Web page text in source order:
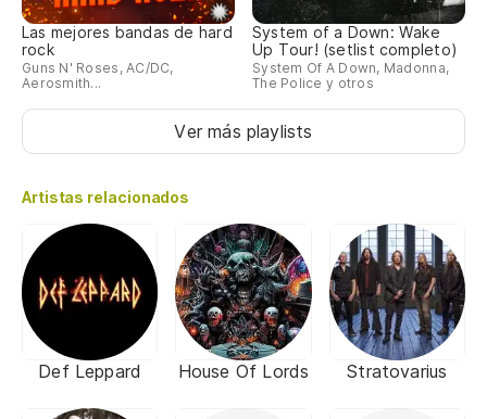
Las mejores bandas de hard
rock
Guns N' Roses, AC/DC,
Aerosmith...
System of a Down: Wake
Up Tour! (setlist completo)
System Of A Down, Madonna,
The Police y otros
Ver más playlists
Artistas relacionados
Def Leppard House Of Lords Stratovarius